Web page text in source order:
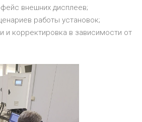
внешних дисплеев;
работы установок;
и корректировка в зависимости от